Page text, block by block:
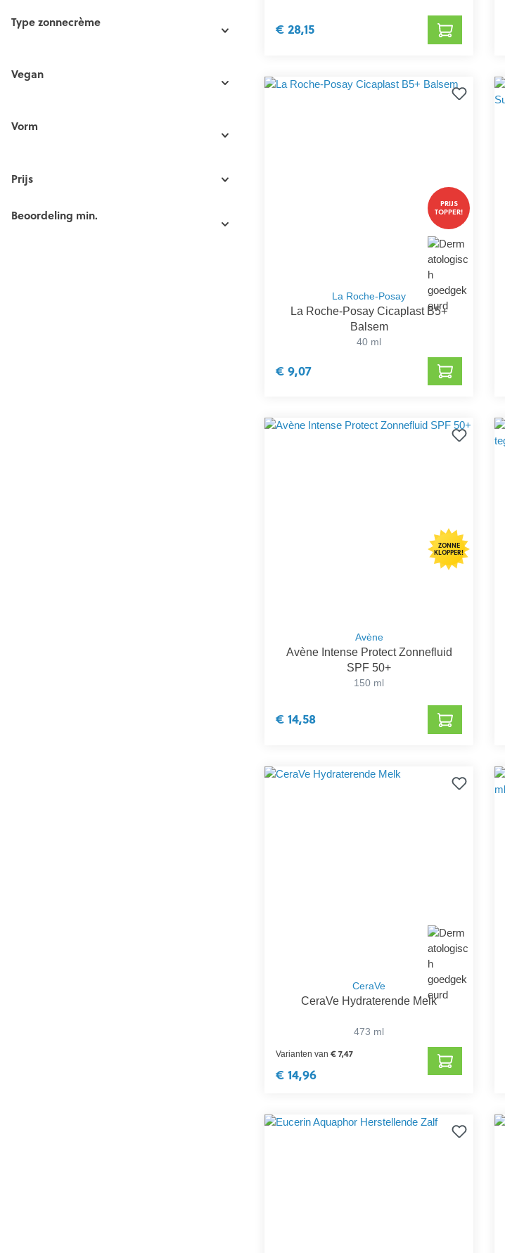
Type zonnecrème
Vegan
Vorm
Prijs
Beoordeling min.
€ 28,15
PRIJS
TOPPER!
La Roche-Posay
La Roche-Posay Cicaplast B5+
Balsem
40 ml
€ 9,07
ZONNE
KLOPPER!
Avène
Avène Intense Protect Zonnefluid
SPF 50+
150 ml
€ 14,58
CeraVe
CeraVe Hydraterende Melk
473 ml
Varianten van € 7,47
€ 14,96